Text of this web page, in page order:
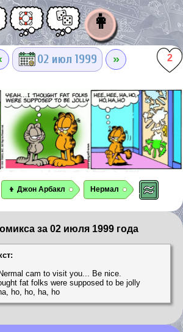
👩
02 июл 1999 » 2
👦 Джон Арбакл Нермал
за 02 июля 1999 года
cam to visit you... Be nice.
fat folks were supposed to be jolly
ho, ho, ha, ho